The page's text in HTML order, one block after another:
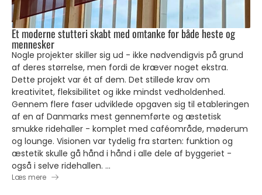
Et moderne stutteri skabt med omtanke for både heste og
mennesker
Nogle projekter skiller sig ud - ikke nødvendigvis på grund
af deres størrelse, men fordi de kræver noget ekstra.
Dette projekt var ét af dem. Det stillede krav om
kreativitet, fleksibilitet og ikke mindst vedholdenhed.
Gennem flere faser udviklede opgaven sig til etableringen
af en af Danmarks mest gennemførte og æstetisk
smukke ridehaller - komplet med caféområde, møderum
og lounge. Visionen var tydelig fra starten: funktion og
æstetik skulle gå hånd i hånd i alle dele af byggeriet -
også i selve ridehallen. ...
Læs mere